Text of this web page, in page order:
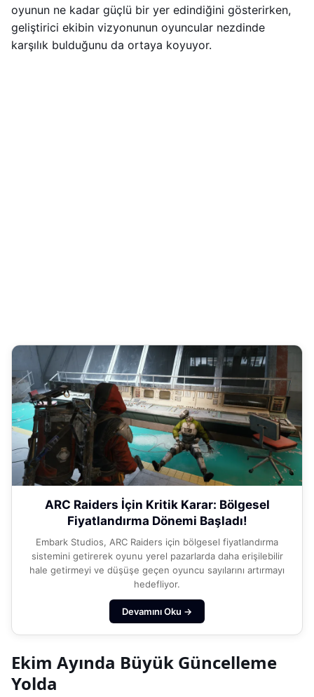
oyunun ne kadar güçlü bir yer edindiğini gösterirken,
geliştirici ekibin vizyonunun oyuncular nezdinde
karşılık bulduğunu da ortaya koyuyor.
ARC Raiders İçin Kritik Karar: Bölgesel
Fiyatlandırma Dönemi Başladı!
Embark Studios, ARC Raiders için bölgesel fiyatlandırma
sistemini getirerek oyunu yerel pazarlarda daha erişilebilir
hale getirmeyi ve düşüşe geçen oyuncu sayılarını artırmayı
hedefliyor.
Devamını Oku →
Ekim Ayında Büyük Güncelleme
Yolda